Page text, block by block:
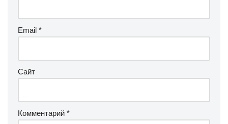
Email *
Сайт
Комментарий *